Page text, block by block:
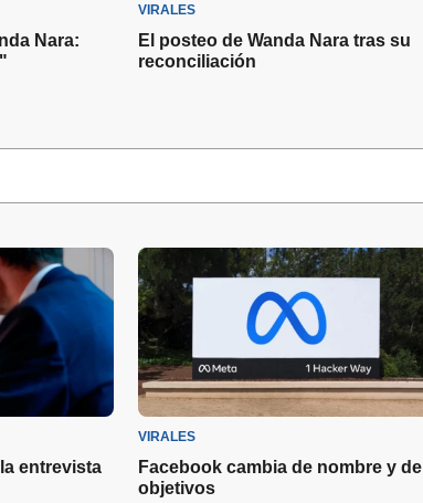
Nara:
VIRALES
El posteo de Wanda Nara tras su
reconciliación
entrevista
VIRALES
Facebook cambia de nombre y de
objetivos